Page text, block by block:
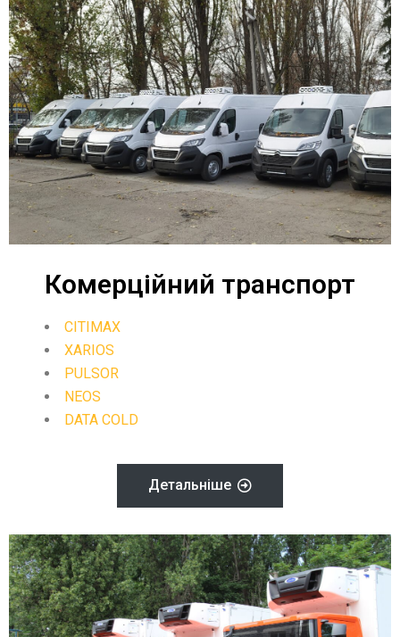
Комерційний транспорт
CITIMAX
XARIOS
PULSOR
NEOS
DATA COLD
Детальніше